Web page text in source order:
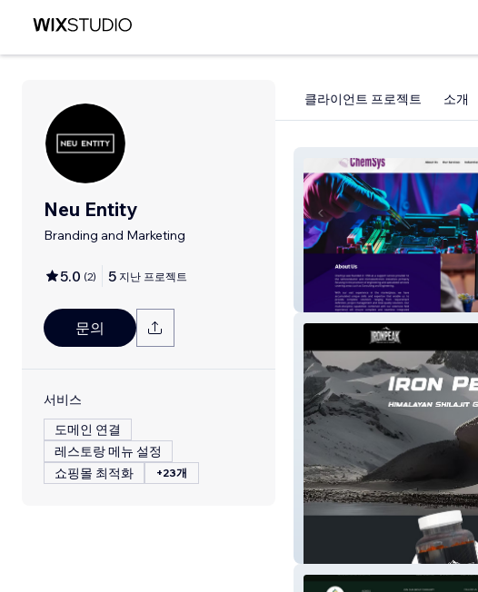
Neu Entity
Branding and Marketing
5.0 (2) 5 지난 프로젝트
문의
서비스
도메인 연결
레스토랑 메뉴 설정
쇼핑몰 최적화
+23개
클라이언트 프로젝트 소개
Chemsys Group